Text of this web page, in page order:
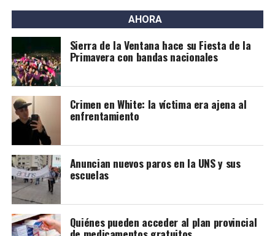
AHORA
Sierra de la Ventana hace su Fiesta de la
Primavera con bandas nacionales
Crimen en White: la víctima era ajena al
enfrentamiento
Anuncian nuevos paros en la UNS y sus
escuelas
Quiénes pueden acceder al plan provincial